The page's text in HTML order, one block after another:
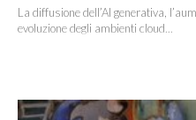
La diffusione dell’AI generativa,
evoluzione degli ambienti cloud...